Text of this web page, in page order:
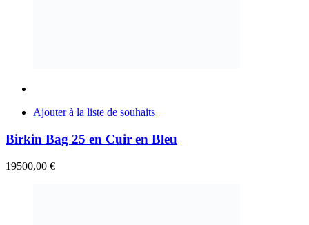
Ajouter à la liste de souhaits
Birkin Bag 25 en Cuir en Bleu
19500,00 €